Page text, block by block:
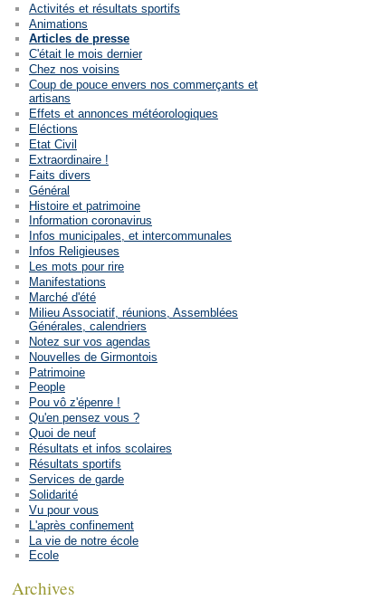
Activités et résultats sportifs
Animations
Articles de presse
C'était le mois dernier
Chez nos voisins
Coup de pouce envers nos commerçants et
artisans
Effets et annonces météorologiques
Eléctions
Etat Civil
Extraordinaire !
Faits divers
Général
Histoire et patrimoine
Information coronavirus
Infos municipales, et intercommunales
Infos Religieuses
Les mots pour rire
Manifestations
Marché d'été
Milieu Associatif, réunions, Assemblées
Générales, calendriers
Notez sur vos agendas
Nouvelles de Girmontois
Patrimoine
People
Pou vô z'épenre !
Qu'en pensez vous ?
Quoi de neuf
Résultats et infos scolaires
Résultats sportifs
Services de garde
Solidarité
Vu pour vous
L'après confinement
La vie de notre école
Ecole
Archives